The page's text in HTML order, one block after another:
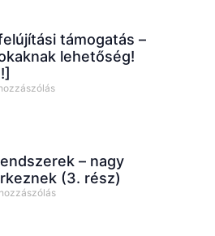
támogatás –
lehetőség!
– nagy
(3. rész)